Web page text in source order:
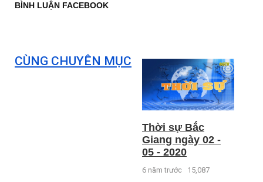
BÌNH LUẬN FACEBOOK
CÙNG CHUYÊN MỤC
Thời sự Bắc
Giang ngày 02 -
05 - 2020
6 năm trước 15,087